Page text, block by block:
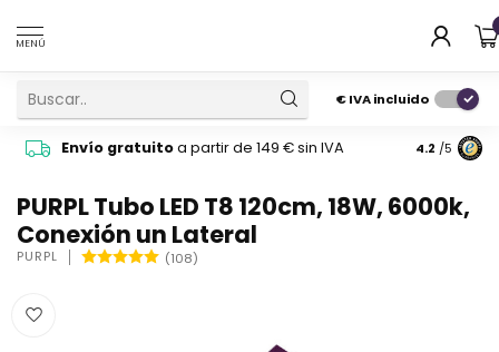
MENÚ
€IVA incluido
Envío gratuitoa partir de 149 € sin IVA Pide
4.2 /5
PURPL Tubo LED T8 120cm, 18W, 6000k,
Conexión un Lateral
PURPL (108)